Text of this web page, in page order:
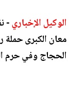
الوكيل الإخباري-
معان الكبرى
الحجاج وفي حرم